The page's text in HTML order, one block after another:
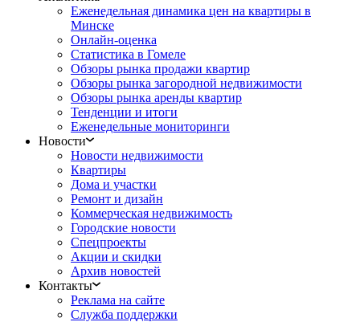
Еженедельная динамика цен на квартиры в
Минске
Онлайн-оценка
Статистика в Гомеле
Обзоры рынка продажи квартир
Обзоры рынка загородной недвижимости
Обзоры рынка аренды квартир
Тенденции и итоги
Еженедельные мониторинги
Новости
Новости недвижимости
Квартиры
Дома и участки
Ремонт и дизайн
Коммерческая недвижимость
Городские новости
Спецпроекты
Акции и скидки
Архив новостей
Контакты
Реклама на сайте
Служба поддержки